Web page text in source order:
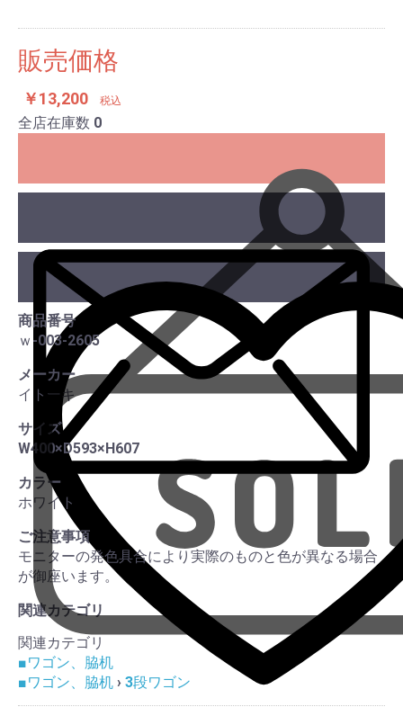
販売価格
￥13,200 税込
全店在庫数 0
商品番号
ｗ-003-2605
メーカー
イトーキ
サイズ
W400×D593×H607
カラー
ホワイト
ご注意事項
モニターの発色具合により実際のものと色が異なる場合
が御座います。
関連カテゴリ
関連カテゴリ
■ワゴン、脇机
■ワゴン、脇机 › 3段ワゴン